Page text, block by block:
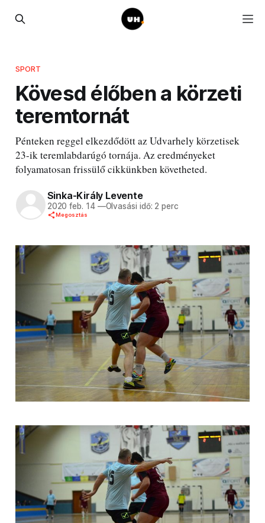
SPORT
Kövesd élőben a körzeti
teremtornát
Pénteken reggel elkezdődött az Udvarhely körzetisek
23-ik teremlabdarúgó tornája. Az eredményeket
folyamatosan frissülő cikkünkben követheted.
Sinka-Király Levente
2020 feb. 14 —Olvasási idő: 2 perc
Megosztás